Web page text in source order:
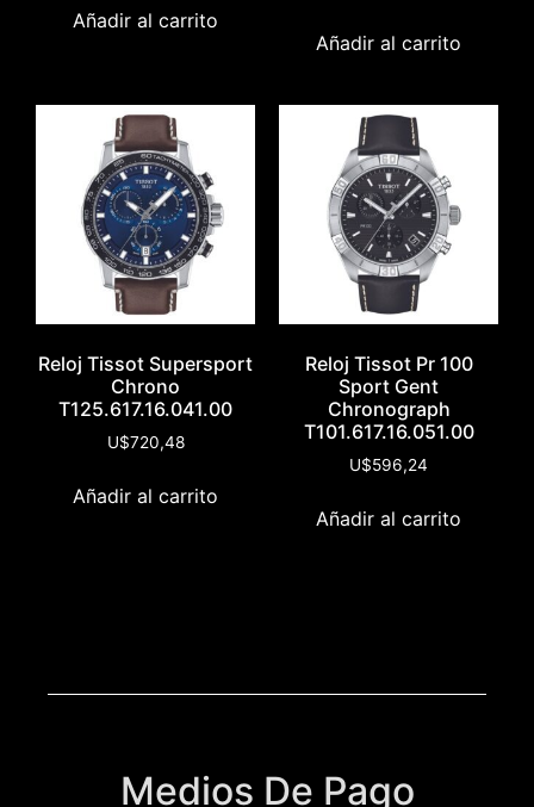
Añadir al carrito
Añadir al carrito
Reloj Tissot Supersport
Chrono
T125.617.16.041.00
U$720,48
Añadir al carrito
Reloj Tissot Pr 100
Sport Gent
Chronograph
T101.617.16.051.00
U$596,24
Añadir al carrito
Medios De Pago